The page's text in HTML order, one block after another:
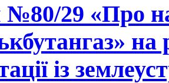
№80/29 «Про
на
із